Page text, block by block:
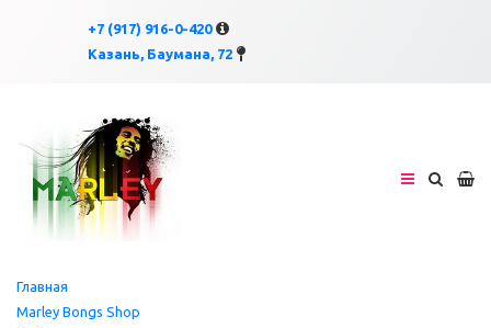
+7 (917) 916-0-420
Казань, Баумана, 72×
Главная
Marley Bongs Shop